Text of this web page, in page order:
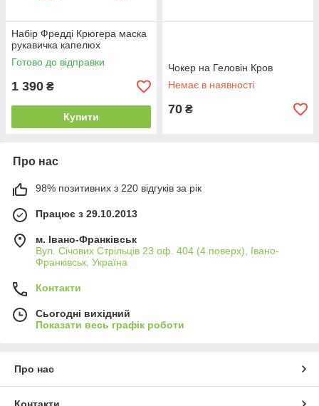
Набір Фредді Крюгера маска
рукавичка капелюх
Готово до відправки
1 390 ₴
Купити
Чокер на Геловін Кров
Немає в наявності
70 ₴
Про нас
98% позитивних з 220 відгуків за рік
Працює з 29.10.2013
м. Івано-Франківськ
Вул. Січових Стрільців 23 оф. 404 (4 поверх), Івано-
Франківськ, Україна
Контакти
Сьогодні вихідний
Показати весь графік роботи
Про нас